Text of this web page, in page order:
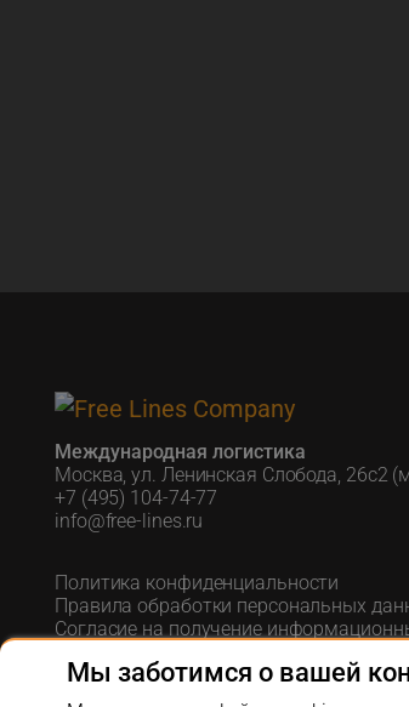
Международная логистика
Москва, ул. Ленинская Слобода, 26с2
+7 (495) 104-74-77
info@free-lines.ru
Политика конфиденциальности
Правила обработки персональных
Согласие на получение
Мы заботимся о вашей